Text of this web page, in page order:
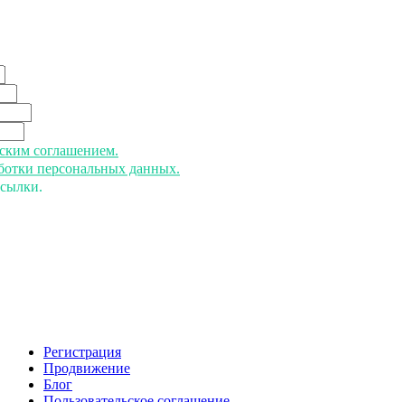
соглашением.
персональных данных.
Регистрация
Продвижение
Блог